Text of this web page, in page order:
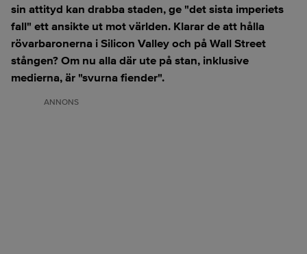
sin attityd kan drabba staden, ge "det sista imperiets
fall" ett ansikte ut mot världen. Klarar de att hålla
rövarbaronerna i Silicon Valley och på Wall Street
stången? Om nu alla där ute på stan, inklusive
medierna, är "svurna fiender".
ANNONS